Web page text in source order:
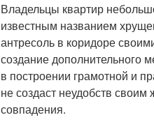
Владельцы квартир
известным названием
антресоль в коридоре
создание дополнительного
в построении грамотной и
не создаст неудобств
совпадения.